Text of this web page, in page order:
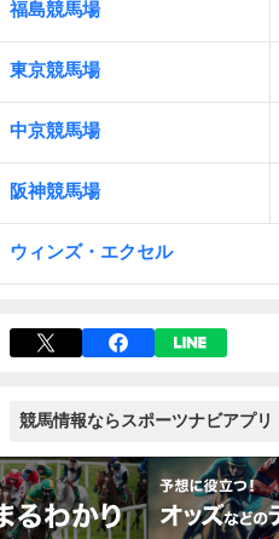
福島競馬場
東京競馬場
中京競馬場
阪神競馬場
ウィンズ・エクセル
競馬情報ならスポーツナビアプリ